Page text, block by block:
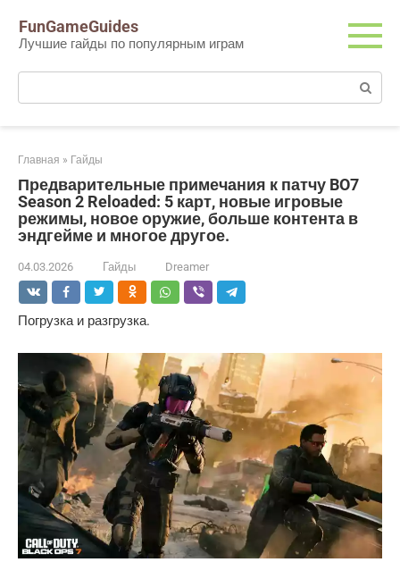
контенту
FunGameGuides
Лучшие гайды по популярным играм
Поиск:
Главная » Гайды
Предварительные примечания к патчу BO7
Season 2 Reloaded: 5 карт, новые игровые
режимы, новое оружие, больше контента в
эндгейме и многое другое.
04.03.2026 Гайды Dreamer
Погрузка и разгрузка.